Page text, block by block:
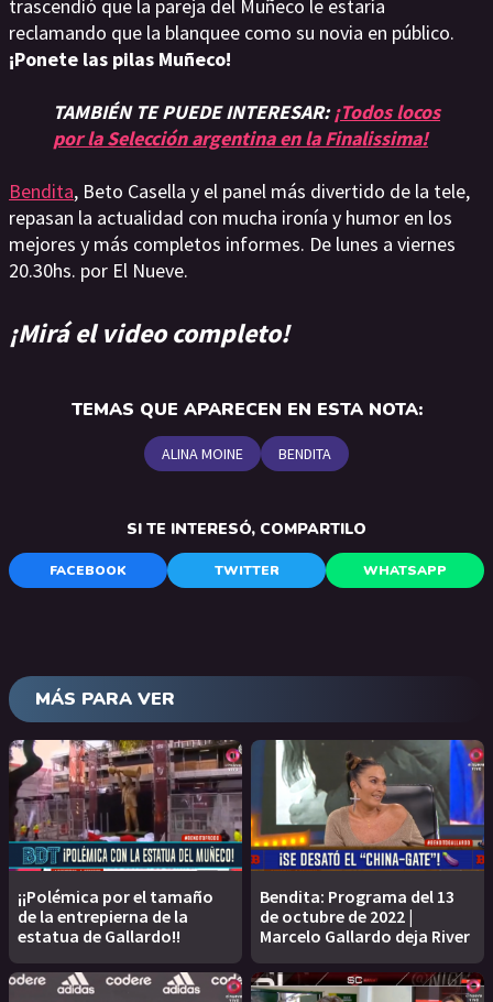
trascendió que la pareja del Muñeco le estaría
reclamando que la blanquee como su novia en público.
¡Ponete las pilas Muñeco!
TAMBIÉN TE PUEDE INTERESAR:¡Todos locos
por la Selección argentina en la Finalissima!
Bendita, Beto Casella y el panel más divertido de la tele,
repasan la actualidad con mucha ironía y humor en los
mejores y más completos informes. De lunes a viernes
20.30hs. por El Nueve.
¡Mirá el video completo!
TEMAS QUE APARECEN EN ESTA NOTA:
ALINA MOINE BENDITA
SI TE INTERESÓ, COMPARTILO
FACEBOOK TWITTER WHATSAPP
MÁS PARA VER
¡¡Polémica por el tamaño
de la entrepierna de la
estatua de Gallardo!!
Bendita: Programa del 13
de octubre de 2022 |
Marcelo Gallardo deja River